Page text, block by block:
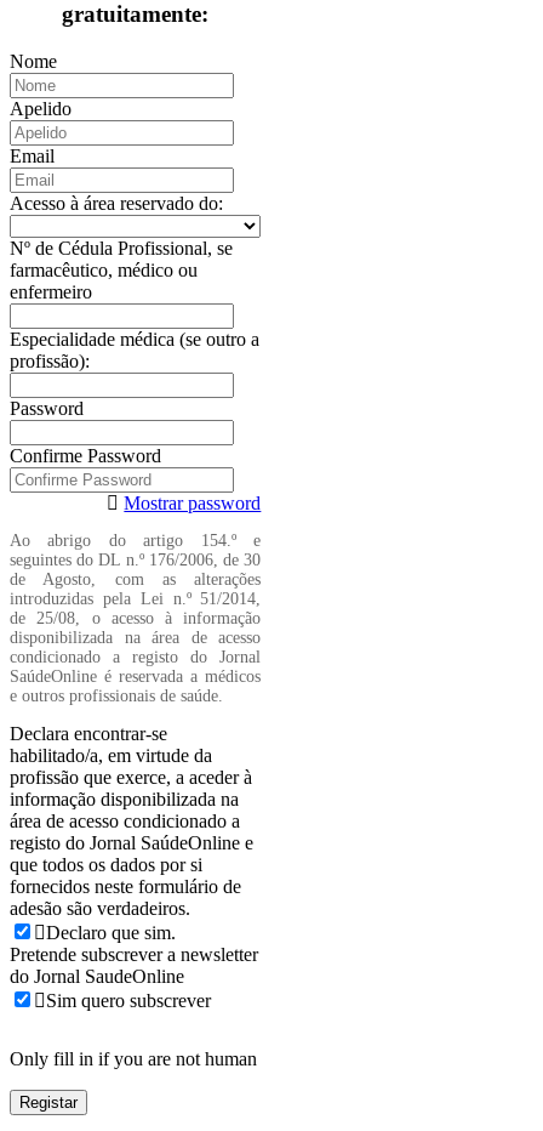
gratuitamente:
Nome
Apelido
Email
Acesso à área reservado do:
Nº de Cédula Profissional, se
farmacêutico, médico ou
enfermeiro
Especialidade médica (se outro a
profissão):
Password
Confirme Password
Mostrar password
Ao abrigo do artigo 154.º e
seguintes do DL n.º 176/2006, de 30
de Agosto, com as alterações
introduzidas pela Lei n.º 51/2014,
de 25/08, o acesso à informação
disponibilizada na área de acesso
condicionado a registo do Jornal
SaúdeOnline é reservada a médicos
e outros profissionais de saúde.
Declara encontrar-se
habilitado/a, em virtude da
profissão que exerce, a aceder à
informação disponibilizada na
área de acesso condicionado a
registo do Jornal SaúdeOnline e
que todos os dados por si
fornecidos neste formulário de
adesão são verdadeiros.
Declaro que sim.
Pretende subscrever a newsletter
do Jornal SaudeOnline
Sim quero subscrever
Only fill in if you are not human